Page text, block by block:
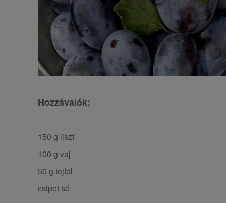
Hozzávalók:
150 g liszt
100 g vaj
50 g tejföl
csipet só